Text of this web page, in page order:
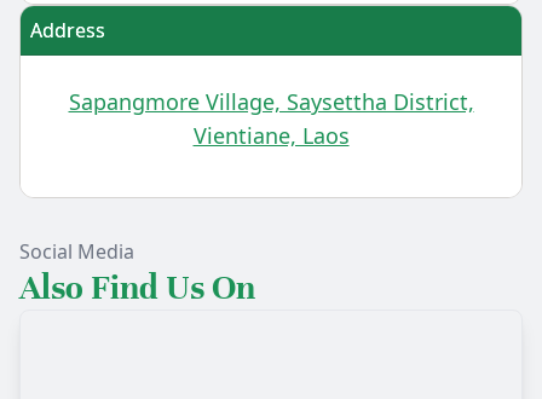
Address
Sapangmore Village, Saysettha District,
Vientiane, Laos
Social Media
Also Find Us On